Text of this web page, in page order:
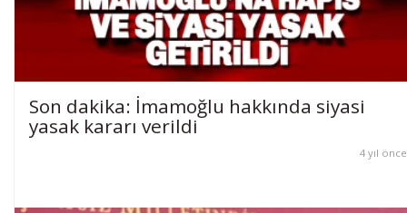
Son dakika: İmamoğlu hakkında siyasi
yasak kararı verildi
4 yıl önce